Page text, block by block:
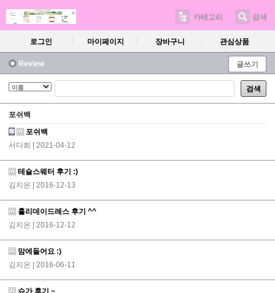
카테고리 검색
로그인 마이페이지 장바구니 관심상품
Review 글쓰기
검색
포쉬백
포쉬백
서다희
| 2021-04-12
테슬스웨터 후기 :)
김지은
| 2016-12-13
홀리데이드레스 후기 ^^
김지은
| 2016-12-12
맘에들어요 :)
김지은
| 2016-06-11
슈가 후기 ~